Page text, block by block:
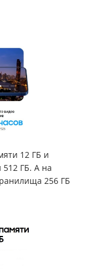
12 ГБ и
ГБ. А на
256 ГБ